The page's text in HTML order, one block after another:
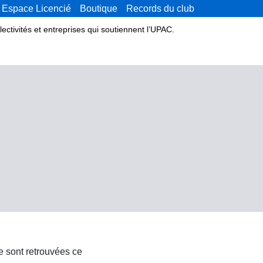
Espace Licencié Boutique Records du club
et entreprises qui soutiennent l’UPAC.
sont retrouvées ce